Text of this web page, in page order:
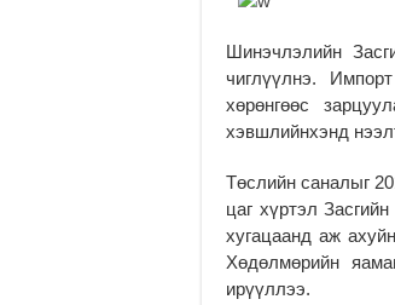
Шинэчлэлийн
чиглүүлнэ.
хөрөнгөөс
хэвшлийнхэнд
Төслийн саналыг
цаг хүртэл
хугацаанд аж
Хөдөлмөрийн
ирүүллээ.